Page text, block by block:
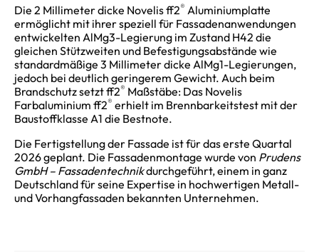
Die 2 Millimeter dicke Novelis ff2® Aluminiumplatte
ermöglicht mit ihrer speziell für Fassadenanwendungen
entwickelten AlMg3-Legierung im Zustand H42 die
gleichen Stützweiten und Befestigungsabstände wie
standardmäßige 3 Millimeter dicke AlMg1-Legierungen,
jedoch bei deutlich geringerem Gewicht. Auch beim
Brandschutz setzt ff2® Maßstäbe: Das Novelis
Farbaluminium ff2® erhielt im Brennbarkeitstest mit der
Baustoffklasse A1 die Bestnote.
Die Fertigstellung der Fassade ist für das erste Quartal
2026 geplant. Die Fassadenmontage wurde von Prudens
GmbH – Fassadentechnikdurchgeführt, einem in ganz
Deutschland für seine Expertise in hochwertigen Metall-
und Vorhangfassaden bekannten Unternehmen.